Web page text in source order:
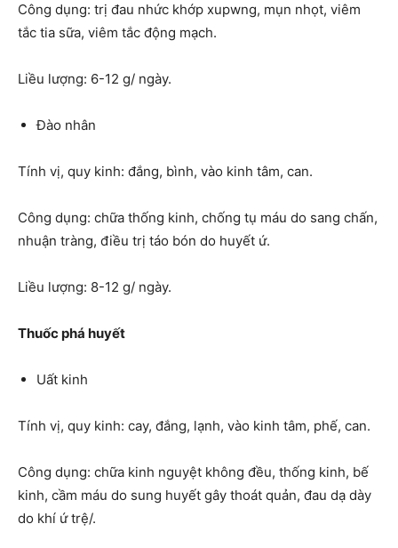
Công dụng: trị đau nhức khớp xupwng, mụn nhọt, viêm
tắc tia sữa, viêm tắc động mạch.
Liều lượng: 6-12 g/ ngày.
Đào nhân
Tính vị, quy kinh: đắng, bình, vào kinh tâm, can.
Công dụng: chữa thống kinh, chống tụ máu do sang chấn,
nhuận tràng, điều trị táo bón do huyết ứ.
Liều lượng: 8-12 g/ ngày.
Thuốc phá huyết
Uất kinh
Tính vị, quy kinh: cay, đắng, lạnh, vào kinh tâm, phế, can.
Công dụng: chữa kinh nguyệt không đều, thống kinh, bế
kinh, cầm máu do sung huyết gây thoát quản, đau dạ dày
do khí ứ trệ/.